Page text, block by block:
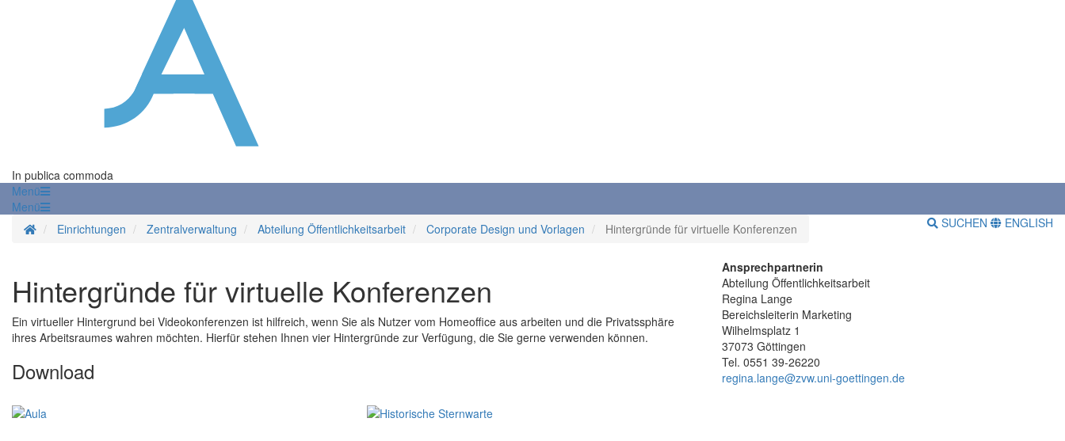
In publica commoda
Menü
Menü
StartseiteEinrichtungen Zentralverwaltung Abteilung Öffentlichkeitsarbeit Corporate Design und Vorlagen Hintergründe für virtuelle Konferenzen SUCHEN ENGLISH
Hintergründe für virtuelle Konferenzen
Ein virtueller Hintergrund bei Videokonferenzen ist hilfreich, wenn Sie als Nutzer vom Homeoffice aus arbeiten und die Privatssphäre
ihres Arbeitsraumes wahren möchten. Hierfür stehen Ihnen vier Hintergründe zur Verfügung, die Sie gerne verwenden können.
Download
Ansprechpartnerin
Abteilung Öffentlichkeitsarbeit
Regina Lange
Bereichsleiterin Marketing
Wilhelmsplatz 1
37073 Göttingen
Tel. 0551 39-26220
regina.lange@zvw.uni-goettingen.de